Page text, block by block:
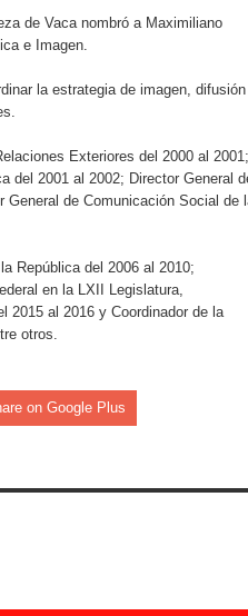
de Vaca nombró a Maximiliano
e Imagen.
la estrategia de imagen,
Exteriores del 2000 al 2001;
del 2001 al 2002; Director General
General de Comunicación Social de
República del 2006 al 2010;
en la LXII Legislatura,
2015 al 2016 y Coordinador de la
otros.
on Google Plus